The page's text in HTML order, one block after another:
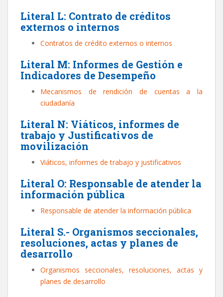
Literal L: Contrato de créditos
externos o internos
Contratos de crédito externos o internos
Literal M: Informes de Gestión e
Indicadores de Desempeño
Mecanismos de rendición de cuentas a la
ciudadanía
Literal N: Viáticos, informes de
trabajo y Justificativos de
movilización
Viáticos, informes de trabajo y justificativos
Literal O: Responsable de atender la
información pública
Responsable de atender la información pública
Literal S.- Organismos seccionales,
resoluciones, actas y planes de
desarrollo
Organismos seccionales, resoluciones, actas y
planes de desarrollo